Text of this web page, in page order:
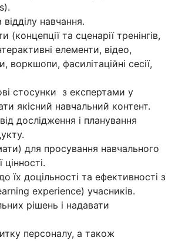
навчання.
(концепції та сценарії тренінгів,
елементи, відео,
фасилітаційні сесії,
стосунки з експертами у
якісний навчальний контент.
дослідження і планування
для просування навчального
їх доцільності та ефективності з
experience) учасників.
рішень і надавати
персоналу, а також